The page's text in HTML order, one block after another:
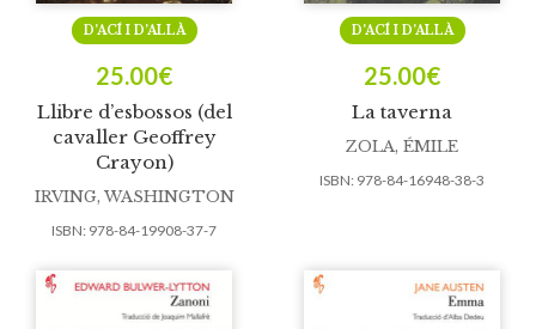
Llibre d’esbossos (del
cavaller Geoffrey
Crayon)
D’ACÍ I D’ALLÀ
25.00€
IRVING, WASHINGTON
ISBN: 978-84-19908-37-7
La taverna
D’ACÍ I D’ALLÀ
25.00€
ZOLA, ÉMILE
ISBN: 978-84-16948-38-3